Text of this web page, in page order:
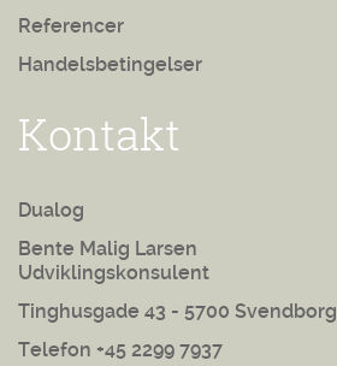
Referencer
Handelsbetingelser
Kontakt
Dualog
Bente Malig Larsen
Udviklingskonsulent
Tinghusgade 43 - 5700 Svendborg
Telefon +45 2299 7937